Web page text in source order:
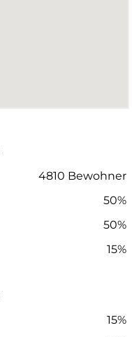
4810 Bewohner
50%
50%
15%
15%